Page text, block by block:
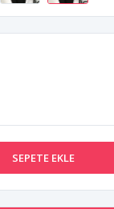
SEPETE EKLE